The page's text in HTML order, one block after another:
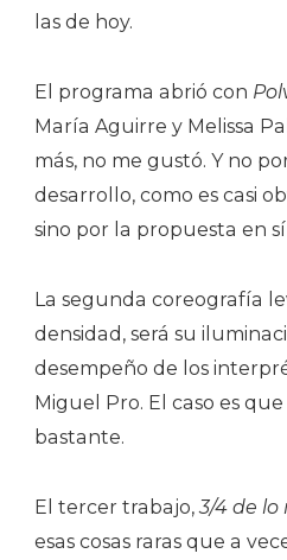
las de hoy.
El programa abrió con
María Aguirre y Melissa
más, no me gustó. Y no
desarrollo, como es casi
sino por la propuesta en
La segunda coreografía
densidad, será su
desempeño de los
Miguel Pro. El caso es que
bastante.
El tercer trabajo,3/4 de lo
esas cosas raras que a